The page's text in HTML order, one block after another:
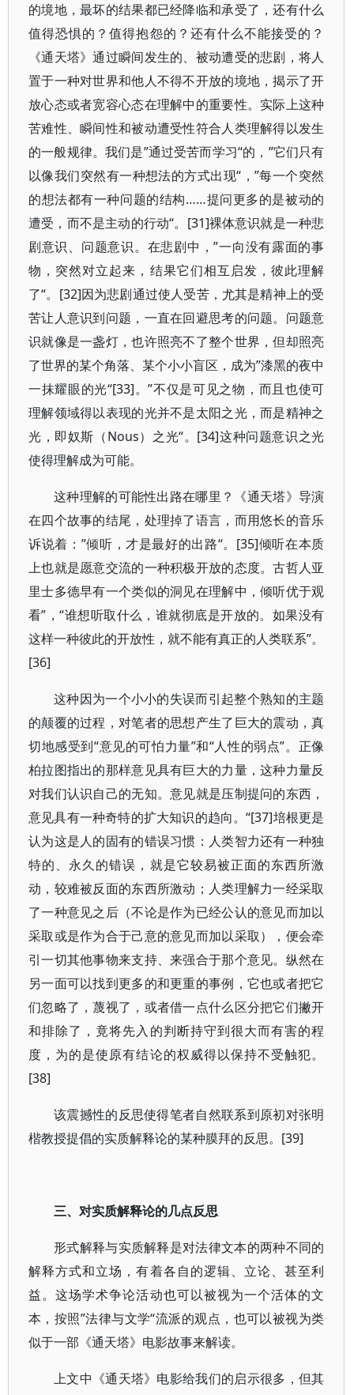
的境地，最坏的结果都已经降临和承受了，还有什么
值得恐惧的？值得抱怨的？还有什么不能接受的？
《通天塔》通过瞬间发生的、被动遭受的悲剧，将人
置于一种对世界和他人不得不开放的境地，揭示了开
放心态或者宽容心态在理解中的重要性。实际上这种
苦难性、瞬间性和被动遭受性符合人类理解得以发生
的一般规律。我们是”通过受苦而学习“的，”它们只有
以像我们突然有一种想法的方式出现“，”每一个突然
的想法都有一种问题的结构……提问更多的是被动的
遭受，而不是主动的行动“。[31]裸体意识就是一种悲
剧意识、问题意识。在悲剧中，”一向没有露面的事
物，突然对立起来，结果它们相互启发，彼此理解
了“。[32]因为悲剧通过使人受苦，尤其是精神上的受
苦让人意识到问题，一直在回避思考的问题。问题意
识就像是一盏灯，也许照亮不了整个世界，但却照亮
了世界的某个角落、某个小小盲区，成为”漆黑的夜中
一抹耀眼的光“[33]。”不仅是可见之物，而且也使可
理解领域得以表现的光并不是太阳之光，而是精神之
光，即奴斯（Nous）之光“。[34]这种问题意识之光
使得理解成为可能。
这种理解的可能性出路在哪里？《通天塔》导演
在四个故事的结尾，处理掉了语言，而用悠长的音乐
诉说着：”倾听，才是最好的出路“。[35]倾听在本质
上也就是愿意交流的一种积极开放的态度。古哲人亚
里士多德早有一个类似的洞见在理解中，倾听优于观
看”，“谁想听取什么，谁就彻底是开放的。如果没有
这样一种彼此的开放性，就不能有真正的人类联系”。
[36]
这种因为一个小小的失误而引起整个熟知的主题
的颠覆的过程，对笔者的思想产生了巨大的震动，真
切地感受到“意见的可怕力量”和“人性的弱点”。正像
柏拉图指出的那样意见具有巨大的力量，这种力量反
对我们认识自己的无知。意见就是压制提问的东西，
意见具有一种奇特的扩大知识的趋向。“[37]培根更是
认为这是人的固有的错误习惯：人类智力还有一种独
特的、永久的错误，就是它较易被正面的东西所激
动，较难被反面的东西所激动；人类理解力一经采取
了一种意见之后（不论是作为已经公认的意见而加以
采取或是作为合于己意的意见而加以采取），便会牵
引一切其他事物来支持、来强合于那个意见。纵然在
另一面可以找到更多的和更重的事例，它也或者把它
们忽略了，蔑视了，或者借一点什么区分把它们撇开
和排除了，竟将先入的判断持守到很大而有害的程
度，为的是使原有结论的权威得以保持不受触犯。
[38]
该震撼性的反思使得笔者自然联系到原初对张明
楷教授提倡的实质解释论的某种膜拜的反思。[39]
三、对实质解释论的几点反思
形式解释与实质解释是对法律文本的两种不同的
解释方式和立场，有着各自的逻辑、立论、甚至利
益。这场学术争论活动也可以被视为一个活体的文
本，按照”法律与文学“流派的观点，也可以被视为类
似于一部《通天塔》电影故事来解读。
上文中《通天塔》电影给我们的启示很多，但其